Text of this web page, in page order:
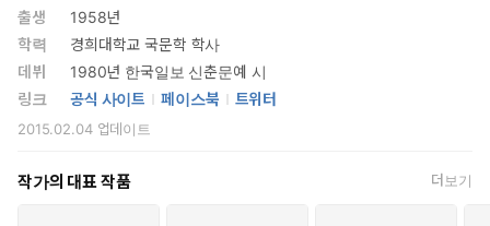
으면 좋겠다고 한 적이 있다. 그의 시를 읽고 있으면 가슴에 깊은
산속 옹달샘 하나가 생긴다. ‘생수 중의 생수는 좋은 시’라는 것이
나의 믿음이다.
-정채봉 (동화작가)
얼마나 많은 존재들이 류시화의 글을 만나 빛을 발하는지! 내면
노래하는 그의 시를 따라가다 보면 늘 경이로운 풍광과 만난다.
출생
1958년
학력
경희대학교 국문학 학사
데뷔
1980년 한국일보 신춘문예 시
링크
공식 사이트 페이스북 트위터
2015.02.04업데이트
작가의 대표 작품 더보기